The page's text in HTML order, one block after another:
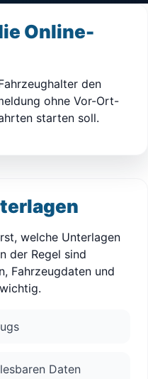
Online-
den
ohne Vor-Ort-
starten soll.
welche Unterlagen
der Regel sind
Fahrzeugdaten und
Daten